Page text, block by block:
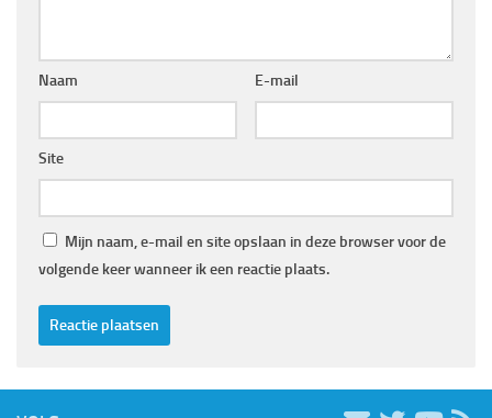
Naam E-mail
Site
Mijn naam, e-mail en site opslaan in deze browser voor de
volgende keer wanneer ik een reactie plaats.